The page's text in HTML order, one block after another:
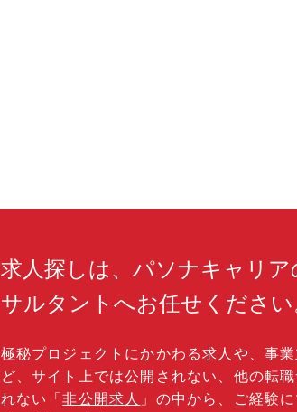
求人探しは、パソナキャリア
サルタントへお任せください
極秘プロジェクトにかかわる求人や、事
ど、サイト上では公開されない、他の転
れない「非公開求人 」の中から、ご経験